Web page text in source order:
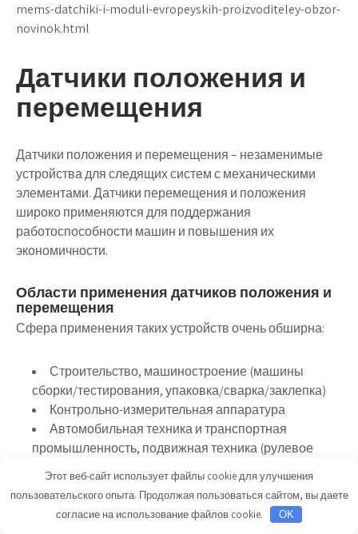
mems-datchiki-i-moduli-evropeyskih-proizvoditeley-obzor-
novinok.html
Датчики положения и
перемещения
Датчики положения и перемещения – незаменимые
устройства для следящих систем с механическими
элементами. Датчики перемещения и положения
широко применяются для поддержания
работоспособности машин и повышения их
экономичности.
Области применения датчиков положения и
перемещения
Сфера применения таких устройств очень обширна:
Строительство, машиностроение (машины
сборки/тестирования, упаковка/сварка/заклепка)
Контрольно-измерительная аппаратура
Автомобильная техника и транспортная
промышленность, подвижная техника (рулевое
системы, системы управления зеркалами,
креслами, откидными крышами и т.п.)
Робототехника, сфера науки и образования
Этот веб-сайт использует файлы cookie для улучшения
пользовательского опыта. Продолжая пользоваться сайтом, вы даете
согласие на использование файлов cookie.
OK